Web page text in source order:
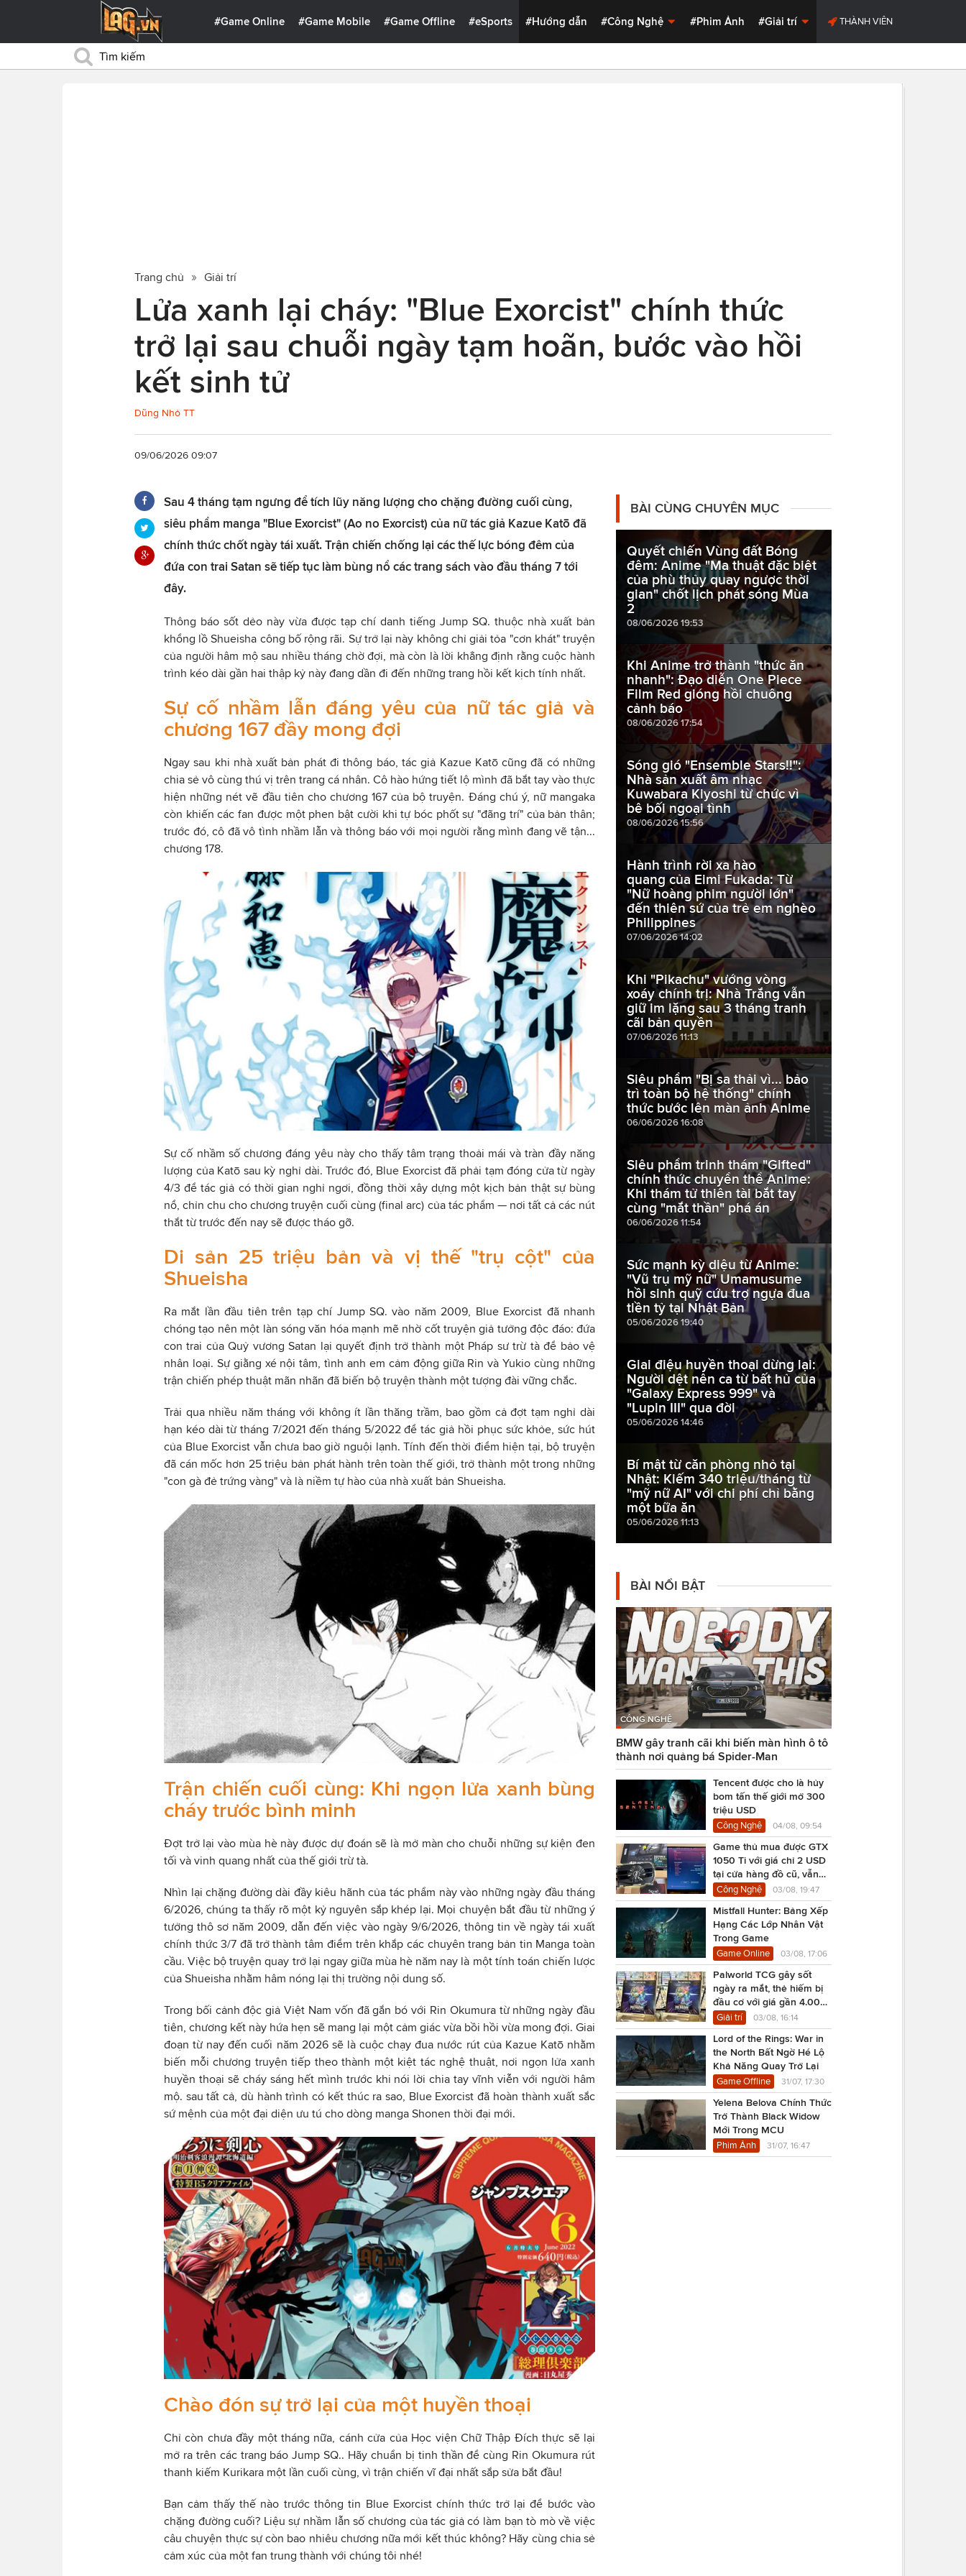
#Game Online #Game Mobile #Game Offline #eSports #Hướng dẫn #Công Nghệ #Phim Ảnh #Giải trí THÀNH VIÊN
Trang chủ Giải trí
Lửa xanh lại cháy: "Blue Exorcist" chính thức
trở lại sau chuỗi ngày tạm hoãn, bước vào hồi
kết sinh tử
Dũng Nhỏ TT
09/06/2026 09:07
Sau 4 tháng tạm ngưng để tích lũy năng lượng cho chặng đường cuối cùng,
siêu phẩm manga "Blue Exorcist" (Ao no Exorcist) của nữ tác giả Kazue Katō đã
chính thức chốt ngày tái xuất. Trận chiến chống lại các thế lực bóng đêm của
đứa con trai Satan sẽ tiếp tục làm bùng nổ các trang sách vào đầu tháng 7 tới
đây.
Thông báo sốt dẻo này vừa được tạp chí danh tiếng Jump SQ. thuộc nhà xuất bản
khổng lồ Shueisha công bố rộng rãi. Sự trở lại này không chỉ giải tỏa "cơn khát" truyện
của người hâm mộ sau nhiều tháng chờ đợi, mà còn là lời khẳng định rằng cuộc hành
trình kéo dài gần hai thập kỷ này đang dần đi đến những trang hồi kết kịch tính nhất.
Sự cố nhầm lẫn đáng yêu của nữ tác giả và
chương 167 đầy mong đợi
Ngay sau khi nhà xuất bản phát đi thông báo, tác giả Kazue Katō cũng đã có những
chia sẻ vô cùng thú vị trên trang cá nhân. Cô hào hứng tiết lộ mình đã bắt tay vào thực
hiện những nét vẽ đầu tiên cho chương 167 của bộ truyện. Đáng chú ý, nữ mangaka
còn khiến các fan được một phen bật cười khi tự bóc phốt sự "đãng trí" của bản thân;
trước đó, cô đã vô tình nhầm lẫn và thông báo với mọi người rằng mình đang vẽ tận...
chương 178.
Sự cố nhầm số chương đáng yêu này cho thấy tâm trạng thoải mái và tràn đầy năng
lượng của Katō sau kỳ nghỉ dài. Trước đó, Blue Exorcist đã phải tạm đóng cửa từ ngày
4/3 để tác giả có thời gian nghỉ ngơi, đồng thời xây dựng một kịch bản thật sự bùng
nổ, chỉn chu cho chương truyện cuối cùng (final arc) của tác phẩm — nơi tất cả các nút
thắt từ trước đến nay sẽ được tháo gỡ.
Di sản 25 triệu bản và vị thế "trụ cột" của
Shueisha
Ra mắt lần đầu tiên trên tạp chí Jump SQ. vào năm 2009, Blue Exorcist đã nhanh
chóng tạo nên một làn sóng văn hóa mạnh mẽ nhờ cốt truyện giả tưởng độc đáo: đứa
con trai của Quỷ vương Satan lại quyết định trở thành một Pháp sư trừ tà để bảo vệ
nhân loại. Sự giằng xé nội tâm, tình anh em cảm động giữa Rin và Yukio cùng những
trận chiến phép thuật mãn nhãn đã biến bộ truyện thành một tượng đài vững chắc.
Trải qua nhiều năm tháng với không ít lần thăng trầm, bao gồm cả đợt tạm nghỉ dài
hạn kéo dài từ tháng 7/2021 đến tháng 5/2022 để tác giả hồi phục sức khỏe, sức hút
của Blue Exorcist vẫn chưa bao giờ nguội lạnh. Tính đến thời điểm hiện tại, bộ truyện
đã cán mốc hơn 25 triệu bản phát hành trên toàn thế giới, trở thành một trong những
"con gà đẻ trứng vàng" và là niềm tự hào của nhà xuất bản Shueisha.
Trận chiến cuối cùng: Khi ngọn lửa xanh bùng
cháy trước bình minh
Đợt trở lại vào mùa hè này được dự đoán sẽ là mở màn cho chuỗi những sự kiện đen
tối và vinh quang nhất của thế giới trừ tà.
Nhìn lại chặng đường dài đầy kiêu hãnh của tác phẩm này vào những ngày đầu tháng
6/2026, chúng ta thấy rõ một kỷ nguyên sắp khép lại. Mọi chuyện bắt đầu từ những ý
tưởng thô sơ năm 2009, dẫn đến việc vào ngày 9/6/2026, thông tin về ngày tái xuất
chính thức 3/7 đã trở thành tâm điểm trên khắp các chuyên trang bản tin Manga toàn
cầu. Việc bộ truyện quay trở lại ngay giữa mùa hè năm nay là một tính toán chiến lược
của Shueisha nhằm hâm nóng lại thị trường nội dung số.
Trong bối cảnh độc giả Việt Nam vốn đã gắn bó với Rin Okumura từ những ngày đầu
tiên, chương kết này hứa hẹn sẽ mang lại một cảm giác vừa bồi hồi vừa mong đợi. Giai
đoạn từ nay đến cuối năm 2026 sẽ là cuộc chạy đua nước rút của Kazue Katō nhằm
biến mỗi chương truyện tiếp theo thành một kiệt tác nghệ thuật, nơi ngọn lửa xanh
huyền thoại sẽ cháy sáng hết mình trước khi nói lời chia tay vĩnh viễn với người hâm
mộ. sau tất cả, dù hành trình có kết thúc ra sao, Blue Exorcist đã hoàn thành xuất sắc
sứ mệnh của một đại diện ưu tú cho dòng manga Shonen thời đại mới.
Chào đón sự trở lại của một huyền thoại
Chỉ còn chưa đầy một tháng nữa, cánh cửa của Học viện Chữ Thập Đích thực sẽ lại
mở ra trên các trang báo Jump SQ.. Hãy chuẩn bị tinh thần để cùng Rin Okumura rút
thanh kiếm Kurikara một lần cuối cùng, vì trận chiến vĩ đại nhất sắp sửa bắt đầu!
Bạn cảm thấy thế nào trước thông tin Blue Exorcist chính thức trở lại để bước vào
chặng đường cuối? Liệu sự nhầm lẫn số chương của tác giả có làm bạn tò mò về việc
câu chuyện thực sự còn bao nhiêu chương nữa mới kết thúc không? Hãy cùng chia sẻ
cảm xúc của một fan trung thành với chúng tôi nhé!
BÀI CÙNG CHUYÊN MỤC
Quyết chiến Vùng đất Bóng
đêm: Anime "Ma thuật đặc biệt
của phù thủy quay ngược thời
gian" chốt lịch phát sóng Mùa
2
08/06/2026 19:53
Khi Anime trở thành "thức ăn
nhanh": Đạo diễn One Piece
Film Red gióng hồi chuông
cảnh báo
08/06/2026 17:54
Sóng gió "Ensemble Stars!!":
Nhà sản xuất âm nhạc
Kuwabara Kiyoshi từ chức vì
bê bối ngoại tình
08/06/2026 15:56
Hành trình rời xa hào
quang của Eimi Fukada: Từ
"Nữ hoàng phim người lớn"
đến thiên sứ của trẻ em nghèo
Philippines
07/06/2026 14:02
Khi "Pikachu" vướng vòng
xoáy chính trị: Nhà Trắng vẫn
giữ im lặng sau 3 tháng tranh
cãi bản quyền
07/06/2026 11:13
Siêu phẩm "Bị sa thải vì... bảo
trì toàn bộ hệ thống" chính
thức bước lên màn ảnh Anime
06/06/2026 16:08
Siêu phẩm trinh thám "Gifted"
chính thức chuyển thể Anime:
Khi thám tử thiên tài bắt tay
cùng "mắt thần" phá án
06/06/2026 11:54
Sức mạnh kỳ diệu từ Anime:
"Vũ trụ mỹ nữ" Umamusume
hồi sinh quỹ cứu trợ ngựa đua
tiền tỷ tại Nhật Bản
05/06/2026 19:40
Giai điệu huyền thoại dừng lại:
Người dệt nên ca từ bất hủ của
"Galaxy Express 999" và
"Lupin III" qua đời
05/06/2026 14:46
Bí mật từ căn phòng nhỏ tại
Nhật: Kiếm 340 triệu/tháng từ
"mỹ nữ AI" với chi phí chỉ bằng
một bữa ăn
05/06/2026 11:13
BÀI NỔI BẬT
CÔNG NGHỆ
BMW gây tranh cãi khi biến màn hình ô tô
thành nơi quảng bá Spider-Man
Tencent được cho là hủy
bom tấn thế giới mở 300
triệu USD
Công Nghệ 04/08, 09:54
Game thủ mua được GTX
1050 Ti với giá chỉ 2 USD
tại cửa hàng đồ cũ, vẫn
chạy Cyberpunk 2077
Công Nghệ 03/08, 19:47
Mistfall Hunter: Bảng Xếp
Hạng Các Lớp Nhân Vật
Trong Game
Game Online 03/08, 17:06
Palworld TCG gây sốt
ngày ra mắt, thẻ hiếm bị
đầu cơ với giá gần 4.000
USD
Giải trí 03/08, 16:14
Lord of the Rings: War in
the North Bất Ngờ Hé Lộ
Khả Năng Quay Trở Lại
Game Offline 31/07, 17:30
Yelena Belova Chính Thức
Trở Thành Black Widow
Mới Trong MCU
Phim Ảnh 31/07, 16:47